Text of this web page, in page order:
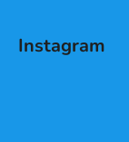
Instagram